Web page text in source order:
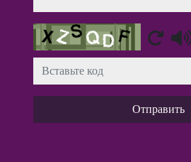
Captcha
Отправить